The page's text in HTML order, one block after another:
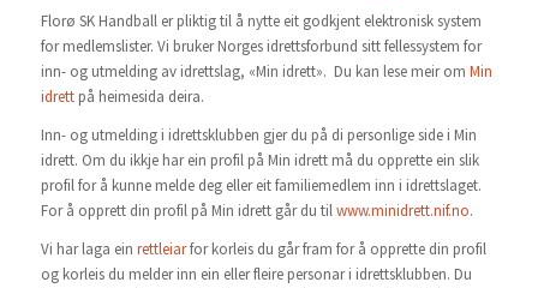
Florø SK Handball er pliktig til å nytte eit godkjent elektronisk system
for medlemslister. Vi bruker Norges idrettsforbund sitt fellessystem for
inn- og utmelding av idrettslag, «Min idrett». Du kan lese meir om Min
idrettpå heimesida deira.
Inn- og utmelding i idrettsklubben gjer du på di personlige side i Min
idrett. Om du ikkje har ein profil på Min idrett må du opprette ein slik
profil for å kunne melde deg eller eit familiemedlem inn i idrettslaget.
For å opprett din profil på Min idrett går du tilwww.minidrett.nif.no.
Vi har laga ein rettleiarfor korleis du går fram for å opprette din profil
og korleis du melder inn ein eller fleire personar i idrettsklubben. Du